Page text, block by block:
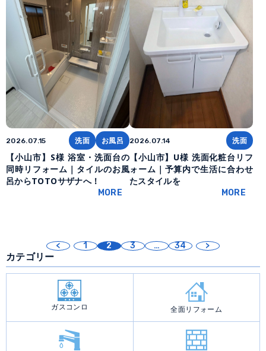
2026.07.15 洗面 お風呂
【小山市】S様 浴室・洗面台の
同時リフォーム｜タイルのお風
呂からTOTOサザナへ！
MORE
2026.07.14 洗面
【小山市】U様 洗面化粧台リフ
ォーム｜予算内で生活に合わせ
たスタイルを
MORE
稿
の
ペ
ー
< 1 2 3 … 34 >
カテゴリー
ガスコンロ 全面リフォーム